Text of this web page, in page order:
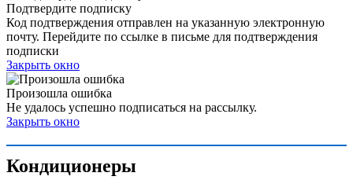
Подтвердите подписку
Код подтверждения отправлен на указанную электронную
почту. Перейдите по ссылке в письме для подтверждения
подписки
Закрыть окно
Произошла ошибка
Не удалось успешно подписаться на рассылку.
Закрыть окно
Кондиционеры